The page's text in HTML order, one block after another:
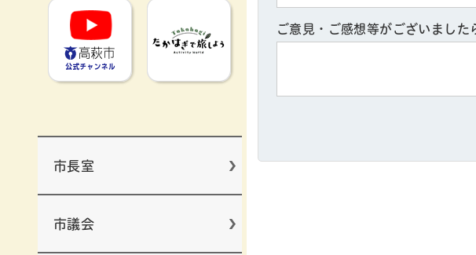
高萩市YouTube公式チャンネル
たかはぎで旅しよう
市長室
市議会
ご意見・ご感想等がございました